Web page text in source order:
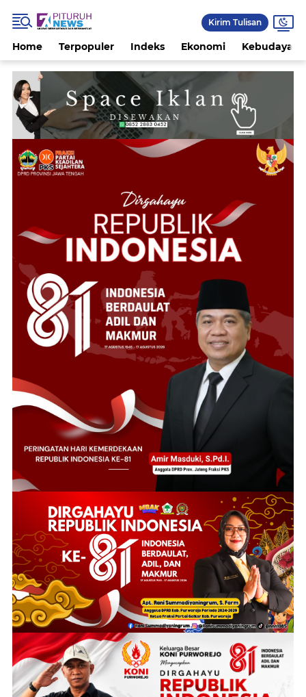
Kirim Tulisan
Home Terpopuler Indeks Ekonomi Kebudayaan